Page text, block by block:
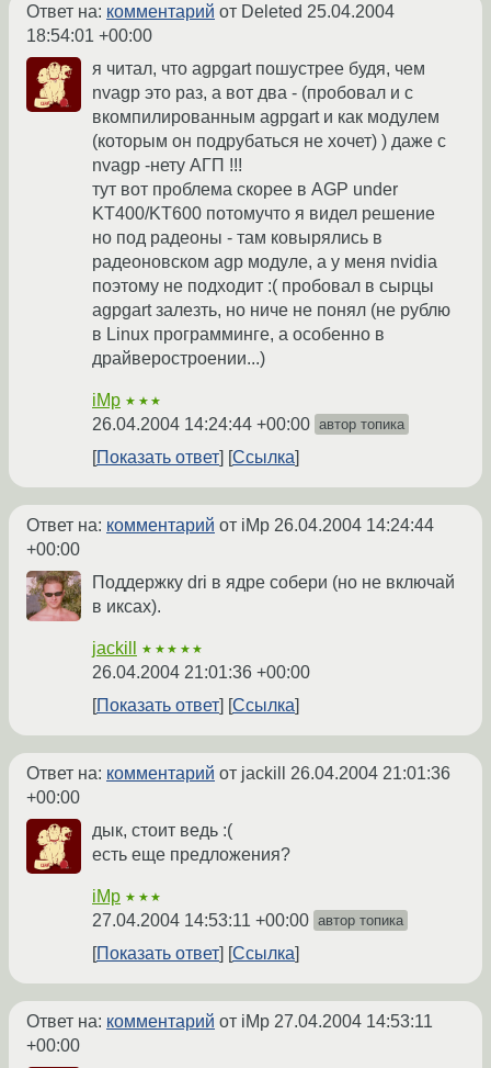
Ответ на: комментарий от Deleted 25.04.2004
18:54:01 +00:00
я читал, что agpgart пошустрее будя, чем
nvagp это раз, а вот два - (пробовал и с
вкомпилированным agpgart и как модулем
(которым он подрубаться не хочет) ) даже с
nvagp -нету АГП !!!
тут вот проблема скорее в AGP under
KT400/KT600 потомучто я видел решение
но под радеоны - там ковырялись в
радеоновском agp модуле, а у меня nvidia
поэтому не подходит :( пробовал в сырцы
agpgart залезть, но ниче не понял (не рублю
в Linux программинге, а особенно в
драйверостроении...)
iMp ★★★
26.04.2004 14:24:44 +00:00 автор топика
Показать ответ Ссылка
Ответ на: комментарий от iMp 26.04.2004 14:24:44
+00:00
Поддержку dri в ядре собери (но не включай
в иксах).
jackill ★★★★★
26.04.2004 21:01:36 +00:00
Показать ответ
Ссылка
Ответ на: комментарий от jackill 26.04.2004 21:01:36
+00:00
дык, стоит ведь :(
есть еще предложения?
iMp ★★★
27.04.2004 14:53:11 +00:00 автор топика
Показать ответ Ссылка
Ответ на: комментарий от iMp 27.04.2004 14:53:11
+00:00